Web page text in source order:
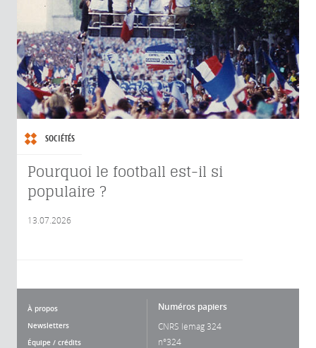
SOCIÉTÉS
Pourquoi le football est-il si
populaire ?
13.07.2026
À propos
Newsletters
Équipe / crédits
Numéros papiers
CNRS lemag 324
n°324